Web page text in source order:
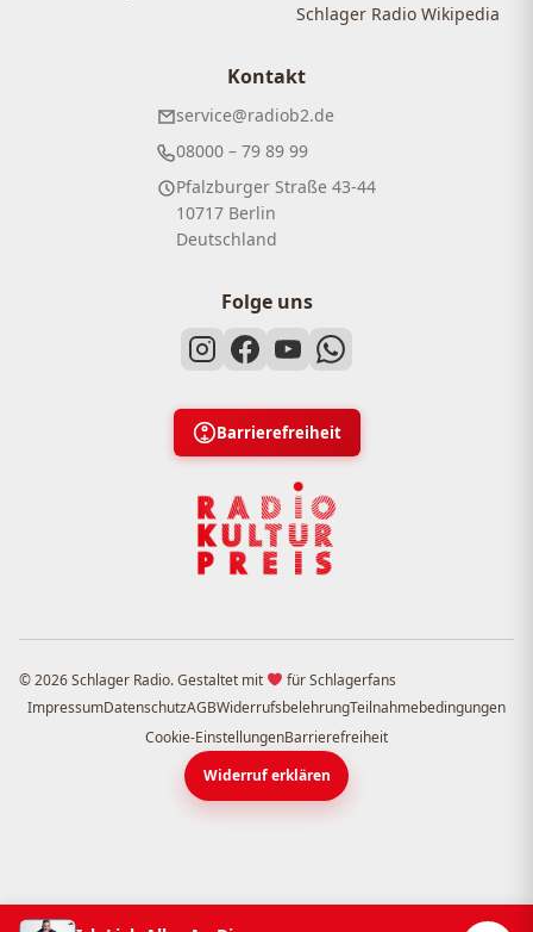
Schlager Radio Wikipedia
Kontakt
service@radiob2.de
08000 – 79 89 99
Pfalzburger Straße 43-44
10717 Berlin
Deutschland
Folge uns
Barrierefreiheit
© 2026 Schlager Radio. Gestaltet mit
für Schlagerfans
ImpressumDatenschutzAGBWiderrufsbelehrungTeilnahmebedingungen
Cookie-EinstellungenBarrierefreiheit
Widerruf erklären